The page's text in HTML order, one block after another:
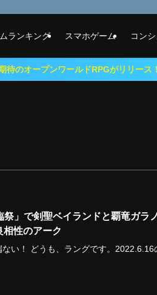
ランキング スマホゲーム コン
ドRPGがリリース！
」で剣聖ベイランドと覇竜ガラ
性のアーク
い！ どうも、ラングです。2022.6.16